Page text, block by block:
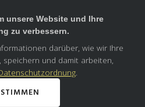
unsere Website und Ihre
zu verbessern.
darüber, wie wir Ihre
und damit arbeiten,
.